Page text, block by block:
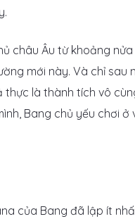
châu Âu từ khoảng
mới này. Và chỉ sau
là thành tích vô
Bang chủ yếu chơi
của Bang đã lập ít